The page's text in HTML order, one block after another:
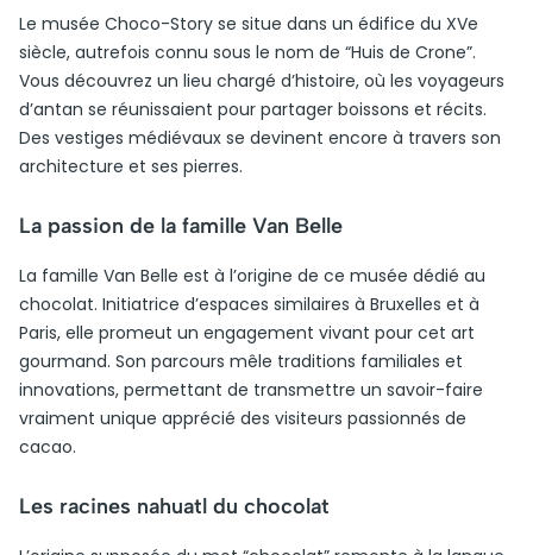
Le musée Choco-Story se situe dans un édifice du XVe
siècle, autrefois connu sous le nom de “Huis de Crone”.
Vous découvrez un lieu chargé d’histoire, où les voyageurs
d’antan se réunissaient pour partager boissons et récits.
Des vestiges médiévaux se devinent encore à travers son
architecture et ses pierres.
La passion de la famille Van Belle
La famille Van Belle est à l’origine de ce musée dédié au
chocolat. Initiatrice d’espaces similaires à Bruxelles et à
Paris, elle promeut un engagement vivant pour cet art
gourmand. Son parcours mêle traditions familiales et
innovations, permettant de transmettre un savoir-faire
vraiment unique apprécié des visiteurs passionnés de
cacao.
Les racines nahuatl du chocolat